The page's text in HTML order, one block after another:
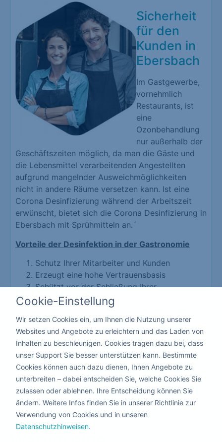
Sicherheit
für den
Kunden in
Ebersbach
Im Gastgewerbe,
vornehmlich
Restaurants, ist
eine
Ozonbehandlung
nur außerhalb der
Geschäftszeiten möglich, da man die Gäste und
die Lebensmittel verarbeitenden Angestellten
aufgrund mangelnder Ausweichmöglichkeiten
nicht in andere Räume versetzen kann. Ist eine
Corona Desinfizierung während der Arbeitszeit
erwünscht, bietet sich die Corona Desinfizierung in
Ebersbach mit Sprühmitteln an.´
Vorteile der Desinfektion in der Gastronomie
Schutz Ihrer Mitarbeiter und Kunden
Erzeugt eine hohe Vertrauensbasis
Schützt vor der Schließung Ihrer
Gastronomie
Da hier niemand die Räumlichkeiten verlassen
muss, kann die Corona Desinfektion mit giftfreien
flüssigen Produkten nebenbei durchgeführt
werden.
Kita & Schule
Cookie-Einstellung
Wir setzen Cookies ein, um Ihnen die Nutzung unserer
Websites und Angebote zu erleichtern und das Laden von
Inhalten zu beschleunigen. Cookies tragen dazu bei, dass
unser Support Sie besser unterstützen kann. Bestimmte
Cookies können auch dazu dienen, Ihnen Angebote zu
unterbreiten – dabei entscheiden Sie, welche Cookies Sie
zulassen oder ablehnen. Ihre Entscheidung können Sie
ändern. Weitere Infos finden Sie in unserer Richtlinie zur
Verwendung von Cookies und in unseren
Datenschutzhinweisen.